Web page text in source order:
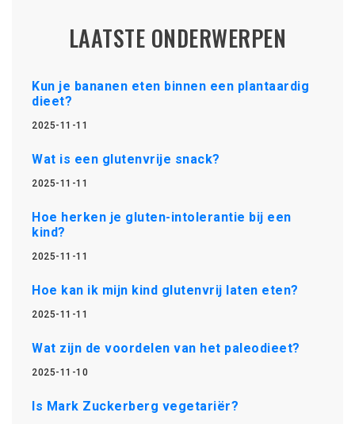
LAATSTE ONDERWERPEN
Kun je bananen eten binnen een plantaardig
dieet?
2025-11-11
Wat is een glutenvrije snack?
2025-11-11
Hoe herken je gluten-intolerantie bij een
kind?
2025-11-11
Hoe kan ik mijn kind glutenvrij laten eten?
2025-11-11
Wat zijn de voordelen van het paleodieet?
2025-11-10
Is Mark Zuckerberg vegetariër?